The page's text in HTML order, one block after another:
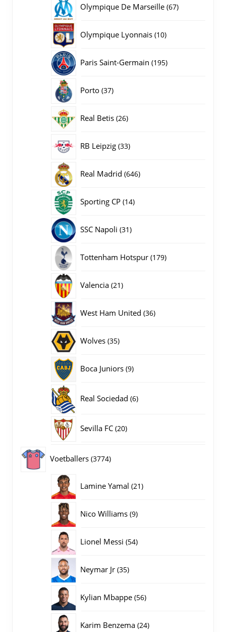
Olympique De Marseille 6767
Olympique Lyonnais 1010
Paris Saint-Germain 195195
Porto 3737
Real Betis 2626
RB Leipzig 3333
Real Madrid 646646
Sporting CP 1414
SSC Napoli 3131
Tottenham Hotspur 179179
Valencia 2121
West Ham United 3636
Wolves 3535
Boca Juniors 99
Real Sociedad 66
Sevilla FC 2020
Voetballers 37743774
Lamine Yamal 2121
Nico Williams 99
Lionel Messi 5454
Neymar Jr 3535
Kylian Mbappe 5656
Karim Benzema 2424